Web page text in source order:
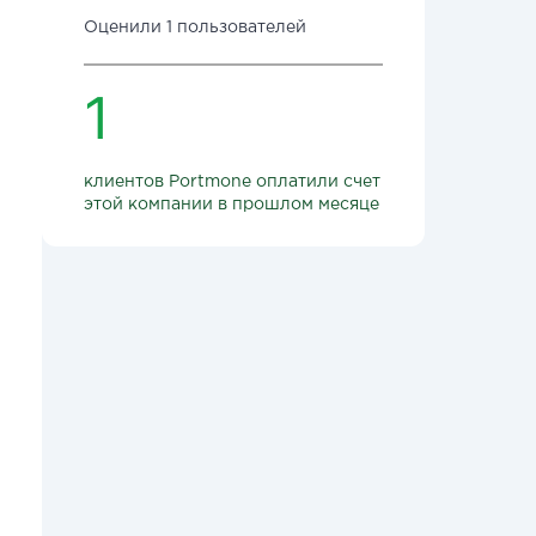
Оценили 1 пользователей
1
клиентов Portmone оплатили счет
этой компании в прошлом месяце